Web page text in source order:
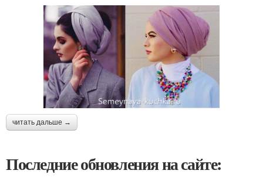
читать дальше →
Последние обновления на сайте: